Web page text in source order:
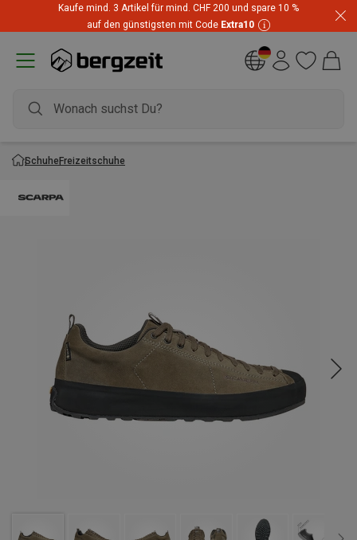
Kaufe mind. 3 Artikel für mind. CHF 200 und spare 10 %
auf den günstigsten mit Code Extra10
SchuheFreizeitschuhe